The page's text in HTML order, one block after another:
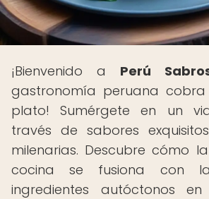
¡Bienvenido a Perú
gastronomía peruana
plato! Sumérgete en un
través de sabores
milenarias. Descubre cómo
cocina se fusiona con
ingredientes autóctonos